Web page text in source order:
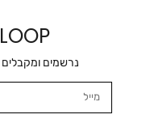
נרשמים ומקבלים